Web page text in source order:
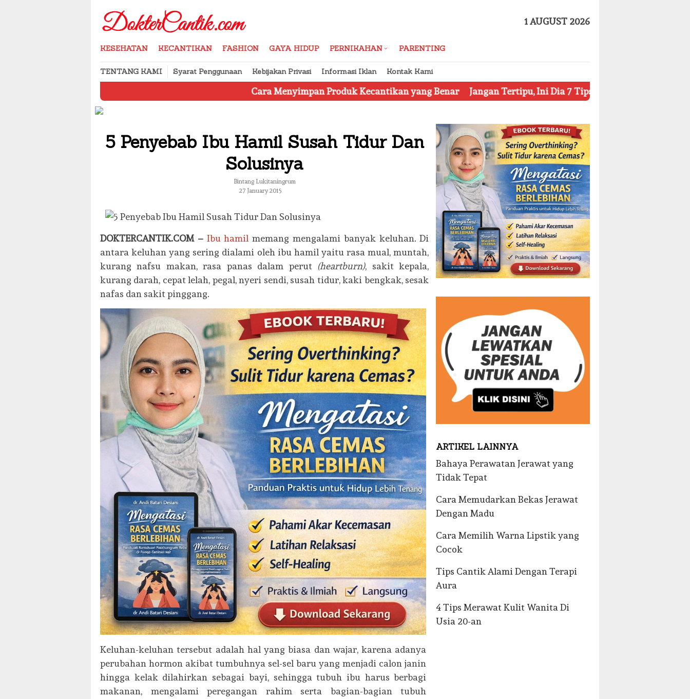
content
1 AUGUST 2026
KESEHATAN KECANTIKAN FASHION GAYA HIDUP PERNIKAHAN PARENTING
TENTANG KAMI Syarat Penggunaan Kebijakan Privasi Informasi Iklan Kontak Kami
Cara Menyimpan Produk Kecantikan yang Benar Jangan Tertipu, Ini Dia 7 Tips Mengetahui Kosmetik Palsu
5 Penyebab Ibu Hamil Susah Tidur Dan
Solusinya
Bintang Lukitaningrum
27 January 2015
DOKTERCANTIK.COM – Ibu hamil memang mengalami banyak keluhan. Di
antara keluhan yang sering dialami oleh ibu hamil yaitu rasa mual, muntah,
kurang nafsu makan, rasa panas dalam perut (heartburn), sakit kepala,
kurang darah, cepat lelah, pegal, nyeri sendi, susah tidur, kaki bengkak, sesak
nafas dan sakit pinggang.
Keluhan-keluhan tersebut adalah hal yang biasa dan wajar, karena adanya
perubahan hormon akibat tumbuhnya sel-sel baru yang menjadi calon janin
hingga kelak dilahirkan sebagai bayi, sehingga tubuh ibu harus berbagi
makanan, mengalami peregangan rahim serta bagian-bagian tubuh
ARTIKEL LAINNYA
Bahaya Perawatan Jerawat yang
Tidak Tepat
Cara Memudarkan Bekas Jerawat
Dengan Madu
Cara Memilih Warna Lipstik yang
Cocok
Tips Cantik Alami Dengan Terapi
Aura
4 Tips Merawat Kulit Wanita Di
Usia 20-an